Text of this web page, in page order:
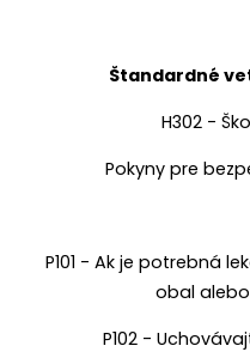
Štandardné
H302 -
Pokyny pre
P101 - Ak je potrebná
obal
P102 -